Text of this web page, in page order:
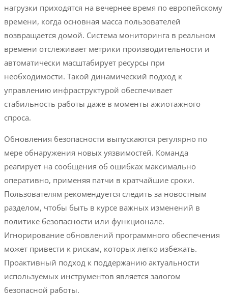
нагрузки приходятся на вечернее время по европейскому
времени, когда основная масса пользователей
возвращается домой. Система мониторинга в реальном
времени отслеживает метрики производительности и
автоматически масштабирует ресурсы при
необходимости. Такой динамический подход к
управлению инфраструктурой обеспечивает
стабильность работы даже в моменты ажиотажного
спроса.
Обновления безопасности выпускаются регулярно по
мере обнаружения новых уязвимостей. Команда
реагирует на сообщения об ошибках максимально
оперативно, применяя патчи в кратчайшие сроки.
Пользователям рекомендуется следить за новостным
разделом, чтобы быть в курсе важных изменений в
политике безопасности или функционале.
Игнорирование обновлений программного обеспечения
может привести к рискам, которых легко избежать.
Проактивный подход к поддержанию актуальности
используемых инструментов является залогом
безопасной работы.